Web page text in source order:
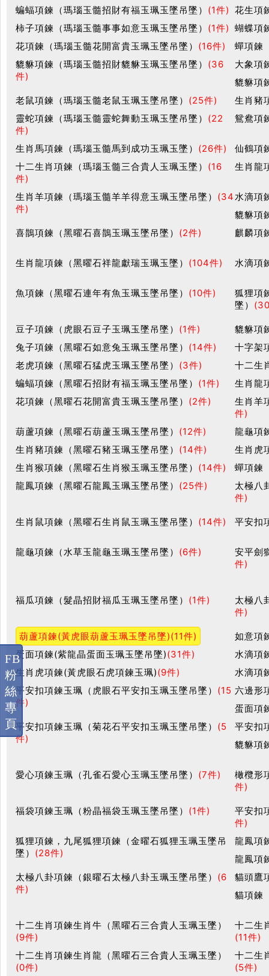
蝙蝠項鍊（瑪瑙玉髓招財有福玉珮玉墜吊墜） (1件) 花生項
柿子項鍊（瑪瑙玉髓事事如意玉珮玉墜吊墜） (1件) 蝴蝶項
花項鍊（瑪瑙玉髓花開富貴玉珮玉墜吊墜） (16件)
蟬項鍊
貔貅項鍊（瑪瑙玉髓招財貔貅玉珮玉墜吊墜） (36
件)
大象項
貔貅項
老鼠項鍊（瑪瑙玉髓老鼠玉珮玉墜吊墜） (25件)
生肖豬
靈蛇項鍊（瑪瑙玉髓靈蛇舞動玉珮玉墜吊墜） (22
件)
鴛鴦項
生肖馬項鍊（瑪瑙玉髓馬到成功玉珮玉墜） (26件)
仙鶴項
十二生肖項鍊（瑪瑙玉髓三合貴人玉珮玉墜） (16
件)
生肖龍
生肖羊項鍊（瑪瑙玉髓羊羊得意玉珮玉墜吊墜） (34
件)
水滴項
貔貅項
喜鵲項鍊（黑曜石喜鵲玉珮玉墜吊墜） (2件) 麒麟項
生肖龍項鍊（黑曜石祥龍獻瑞玉珮玉墜） (104件) 水滴項
魚項鍊（黑曜石連年有魚玉珮玉墜吊墜） (10件)
狐狸項
墜）
豆子項鍊（虎眼石豆子玉珮玉墜吊墜） (1件)
貔貅項
兔子項鍊（黑曜石如意兔玉珮玉墜吊墜） (14件)
十字架
老虎項鍊（黑曜石猛虎玉珮玉墜吊墜） (3件)
十二生
蝙蝠項鍊（黑曜石招財有福玉珮玉墜吊墜） (1件)
生肖龍
花項鍊（黑曜石花開富貴玉珮玉墜吊墜） (2件)
生肖羊
件)
葫蘆項鍊（黑曜石葫蘆玉珮玉墜吊墜） (12件)
龍龜項
生肖豬項鍊（黑曜石豬玉珮玉墜吊墜） (14件)
生肖虎
生肖猴項鍊（黑曜石生肖猴玉珮玉墜吊墜） (14件)
蟬項鍊
龍鳳項鍊（黑曜石龍鳳玉珮玉墜吊墜） (25件)
太極八
件)
生肖鼠項鍊（黑曜石生肖鼠玉珮玉墜吊墜） (14件) 平安扣
龍龜項鍊（水草玉龍龜玉珮玉墜吊墜） (6件)
安平劍
件)
福瓜項鍊（髮晶招財福瓜玉珮玉墜吊墜） (1件)
太極八
件)
葫蘆項鍊(黃虎眼葫蘆玉珮玉墜吊墜)(11件)
如意項
蛋面項鍊(紫龍晶蛋面玉珮玉墜吊墜)(31件)
水滴項
生肖虎項鍊(黃虎眼石虎項鍊玉珮)(9件)
水滴項
平安扣項鍊玉珮（虎眼石平安扣玉珮玉墜吊墜） (15
件)
六邊形
蛋面項
平安扣項鍊玉珮（菊花石平安扣玉珮玉墜吊墜） (5
件)
平安扣
貔貅項
愛心項鍊玉珮（孔雀石愛心玉珮玉墜吊墜） (7件)
橄欖形
件)
福袋項鍊玉珮（粉晶福袋玉珮玉墜吊墜） (1件)
平安扣
件)
狐狸項鍊，九尾狐狸項鍊（金曜石狐狸玉珮玉墜吊
墜） (28件)
龍鳳項
龍鳳項
太極八卦項鍊（銀曜石太極八卦玉珮玉墜吊墜） (6
件)
貓頭鷹
貓項鍊
十二生肖項鍊生肖牛（黑曜石三合貴人玉珮玉墜）
(9件)
十二生
(11件)
十二生肖項鍊生肖龍（黑曜石三合貴人玉珮玉墜）
(0件)
十二生
(5件)
FB
粉
絲
專
頁